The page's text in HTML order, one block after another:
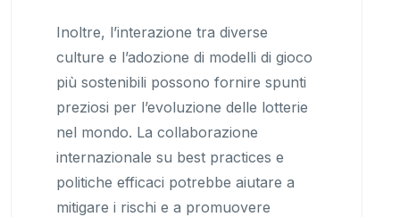
Inoltre, l’interazione tra diverse
culture e l’adozione di modelli di gioco
più sostenibili possono fornire spunti
preziosi per l’evoluzione delle lotterie
nel mondo. La collaborazione
internazionale su best practices e
politiche efficaci potrebbe aiutare a
mitigare i rischi e a promuovere